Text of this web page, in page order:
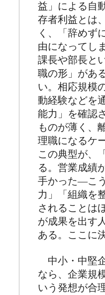
益」による自
存者利益とは
く、「辞めず
由になってし
課長や部長と
職の形」があ
い。相応規模
動経験などを
能力」を確認
ものが薄く、
理職になるケ
この典型が、
る。営業成績
手かった―こ
力」「組織を
されることは
が成果を出す
ある。ここに
中小・中堅
なら、企業規
いう発想が合